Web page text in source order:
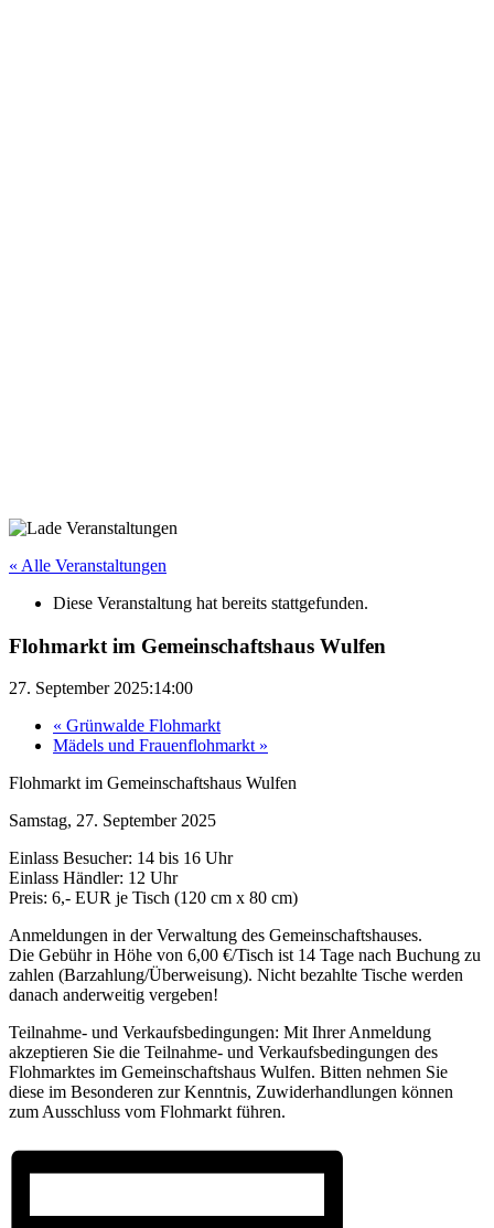
« Alle Veranstaltungen
Diese Veranstaltung hat bereits stattgefunden.
Flohmarkt im Gemeinschaftshaus Wulfen
27. September 2025:14:00
« Grünwalde Flohmarkt
Mädels und Frauenflohmarkt »
Flohmarkt im Gemeinschaftshaus Wulfen
Samstag, 27. September 2025
Einlass Besucher: 14 bis 16 Uhr
Einlass Händler: 12 Uhr
Preis: 6,- EUR je Tisch (120 cm x 80 cm)
Anmeldungen in der Verwaltung des Gemeinschaftshauses.
Die Gebühr in Höhe von 6,00 €/Tisch ist 14 Tage nach Buchung zu
zahlen (Barzahlung/Überweisung). Nicht bezahlte Tische werden
danach anderweitig vergeben!
Teilnahme- und Verkaufsbedingungen: Mit Ihrer Anmeldung
akzeptieren Sie die Teilnahme- und Verkaufsbedingungen des
Flohmarktes im Gemeinschaftshaus Wulfen. Bitten nehmen Sie
diese im Besonderen zur Kenntnis, Zuwiderhandlungen können
zum Ausschluss vom Flohmarkt führen.